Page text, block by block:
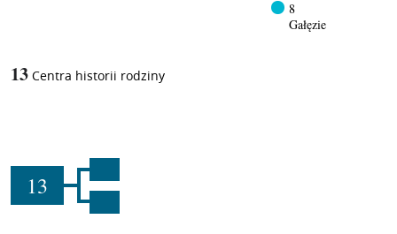
8
Gałęzie
13 Centra historii rodziny
13